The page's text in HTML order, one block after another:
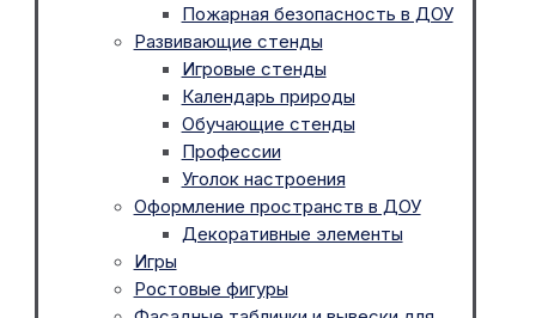
Пожарная безопасность в ДОУ
Развивающие стенды
Игровые стенды
Календарь природы
Обучающие стенды
Профессии
Уголок настроения
Оформление пространств в ДОУ
Декоративные элементы
Игры
Ростовые фигуры